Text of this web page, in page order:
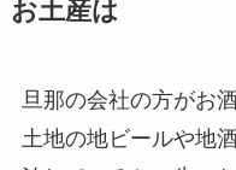
お土産は
旦那の会社の方がお
土地の地ビールや地